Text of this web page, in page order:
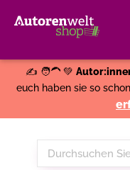
✍️ 🧑‍🦱 💚
euch haben sie so schon
Durchsuchen
Sie